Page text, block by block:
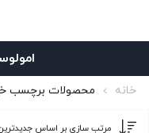
خانه محصولات برچسب